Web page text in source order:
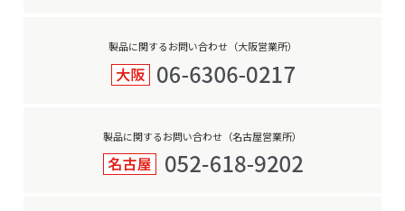
製品に関するお問い合わせ（大阪営業所）
製品に関するお問い合わせ（名古屋営業所）